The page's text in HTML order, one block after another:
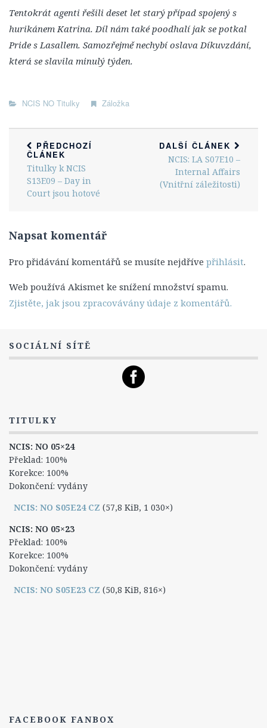
5. Série
6. Série
7. Série
9. Série
11. Série
12. Série
13. Série
14. Série
12. Série
13. Série
Postavy
Timothy McGee
Eleanor „Ellie“ Bishopová
Donald „Ducky“ Mallard
James „Jimmy“ Palmer
Leon Vance
Caitlin „Kate“ Toddová
Jennifer „Jenny“ Shepardová
Michael „Mike“ Franks
Lokace
Zajímavosti
Hlášky
Tentokrát agenti řešili deset let starý případ spojený s
hurikánem Katrina. Díl nám také poodhalí jak se potkal
Pride s Lasallem. Samozřejmě nechybí oslava Díkuvzdání,
která se slavila minulý týden.
NCIS NO Titulky Záložka
PŘEDCHOZÍ
ČLÁNEK
Titulky k NCIS
S13E09 – Day in
Court jsou hotové
DALŠÍ ČLÁNEK
NCIS: LA S07E10 –
Internal Affairs
(Vnitřní záležitosti)
Napsat komentář
Pro přidávání komentářů se musíte nejdříve přihlásit.
Web používá Akismet ke snížení množství spamu.
Zjistěte, jak jsou zpracovávány údaje z komentářů.
SOCIÁLNÍ SÍTĚ
TITULKY
NCIS: NO 05×24
Překlad: 100%
Korekce: 100%
Dokončení: vydány
NCIS: NO S05E24 CZ (57,8 KiB, 1 030×)
NCIS: NO 05×23
Překlad: 100%
Korekce: 100%
Dokončení: vydány
NCIS: NO S05E23 CZ (50,8 KiB, 816×)
FACEBOOK FANBOX